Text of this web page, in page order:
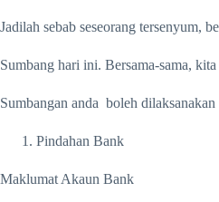
Jadilah sebab seseorang tersenyum,
Sumbang hari ini. Bersama-sama,
Sumbangan anda boleh dilaksanakan
Pindahan Bank
Maklumat Akaun Bank